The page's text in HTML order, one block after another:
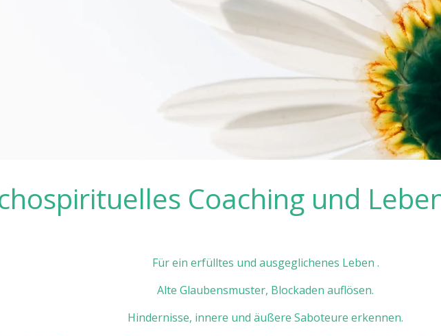
Coaching und
Für ein erfülltes und ausgeglichenes Leben .
Alte Glaubensmuster, Blockaden auflösen.
Hindernisse, innere und äußere Saboteure erkennen.